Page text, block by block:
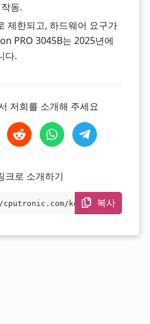
동.
제한되고, 하드웨어 요구가
PRO 3045B는 2025년에
다.
저희를 소개해 주세요
크로 소개하기
ko/cpu/am
복사